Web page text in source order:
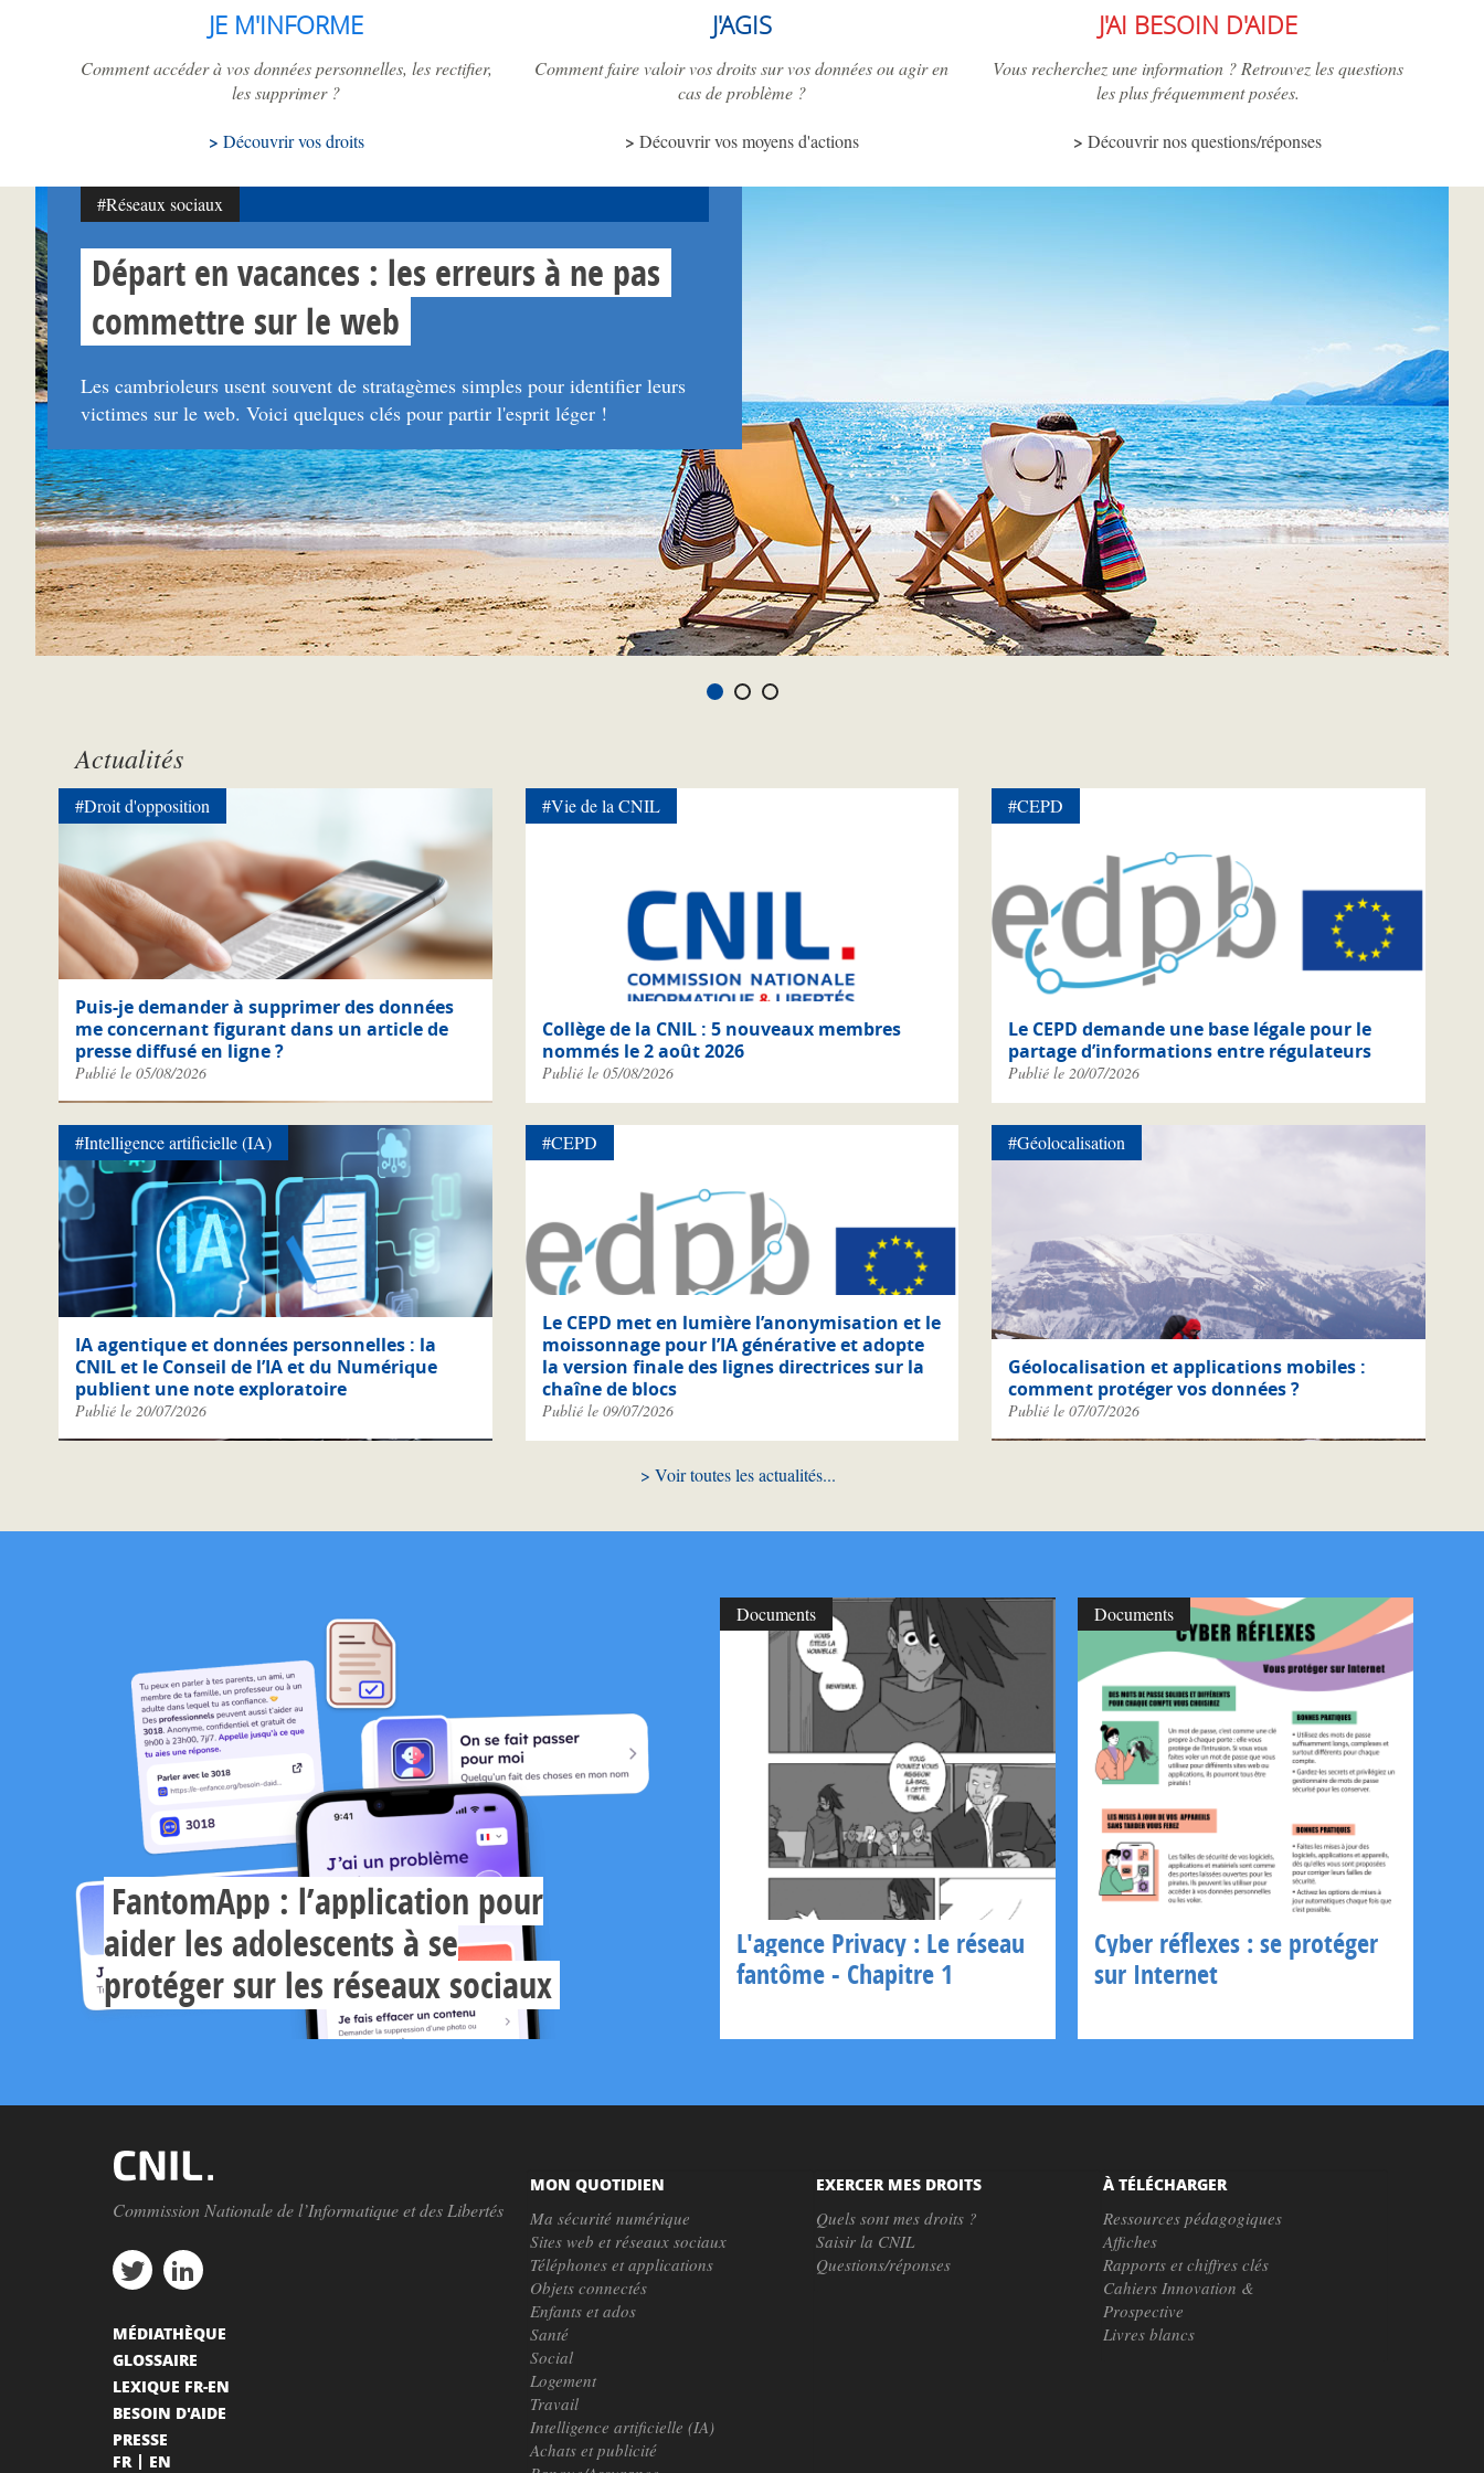
JE M'INFORME
Comment accéder à vos données personnelles, les rectifier,
les supprimer ?
Découvrir vos droits
J'AGIS
Comment faire valoir vos droits sur vos données ou agir en
cas de problème ?
Découvrir vos moyens d'actions
J'AI BESOIN D'AIDE
Vous recherchez une information ? Retrouvez les questions
les plus fréquemment posées.
Découvrir nos questions/réponses
#Réseaux sociaux
Départ en vacances : les erreurs à ne pas
commettre sur le web
Les cambrioleurs usent souvent de stratagèmes simples pour identifier leurs
victimes sur le web. Voici quelques clés pour partir l'esprit léger !
Actualités
Puis-je demander à supprimer des données
me concernant figurant dans un article de
presse diffusé en ligne ?
Publié le 05/08/2026
#Droit d'opposition
Collège de la CNIL : 5 nouveaux membres
nommés le 2 août 2026
Publié le 05/08/2026
#Vie de la CNIL
Le CEPD demande une base légale pour le
partage d’informations entre régulateurs
Publié le 20/07/2026
#CEPD
IA agentique et données personnelles : la
CNIL et le Conseil de l’IA et du Numérique
publient une note exploratoire
Publié le 20/07/2026
#Intelligence artificielle (IA)
Le CEPD met en lumière l’anonymisation et le
moissonnage pour l’IA générative et adopte
la version finale des lignes directrices sur la
chaîne de blocs
Publié le 09/07/2026
#CEPD
Géolocalisation et applications mobiles :
comment protéger vos données ?
Publié le 07/07/2026
#Géolocalisation
Voir toutes les actualités
FantomApp : l’application pour
aider les adolescents à se
protéger sur les réseaux sociaux
Documents
L'agence Privacy : Le réseau
fantôme - Chapitre 1
Documents
Cyber réflexes : se protéger
sur Internet
Commission Nationale de l’Informatique et des Libertés
MON QUOTIDIEN
Ma sécurité numérique
Sites web et réseaux sociaux
Téléphones et applications
Objets connectés
Enfants et ados
Santé
Social
Logement
Travail
Intelligence artificielle (IA)
Achats et publicité
EXERCER MES DROITS
Quels sont mes droits ?
Saisir la CNIL
Questions/réponses
À TÉLÉCHARGER
Ressources pédagogiques
Affiches
Rapports et chiffres clés
Cahiers Innovation &
Prospective
Livres blancs
MÉDIATHÈQUE
GLOSSAIRE
LEXIQUE FR-EN
BESOIN D'AIDE
PRESSE
FR
EN